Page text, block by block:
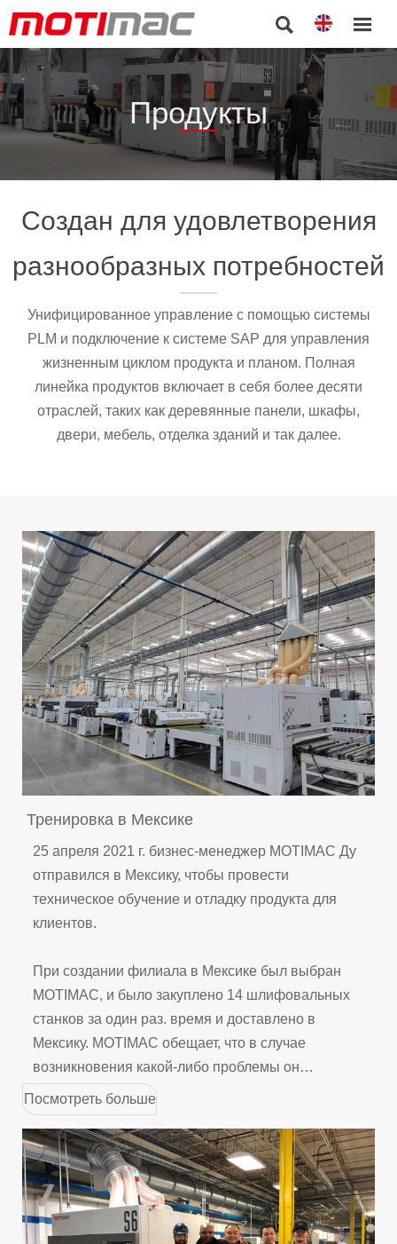
 
Продукты
Создан для удовлетворения
разнообразных потребностей
Унифицированное управление с помощью системы
PLM и подключение к системе SAP для управления
жизненным циклом продукта и планом. Полная
линейка продуктов включает в себя более десяти
отраслей, таких как деревянные панели, шкафы,
двери, мебель, отделка зданий и так далее.
Тренировка в Мексике
25 апреля 2021 г. бизнес-менеджер MOTIMAC Ду
отправился в Мексику, чтобы провести
техническое обучение и отладку продукта для
клиентов.
При создании филиала в Мексике был выбран
MOTIMAC, и было закуплено 14 шлифовальных
станков за один раз. время и доставлено в
Мексику. MOTIMAC обещает, что в случае
возникновения какой-либо проблемы он
приступит к послепродажному обслуживанию в
кратчайшие сроки. В 2021 году из-за препятствий
из-за эпидемии компания MOTIMAC отправилась
в мексиканский филиал для технического
руководства и обучения.
Посмотреть больше